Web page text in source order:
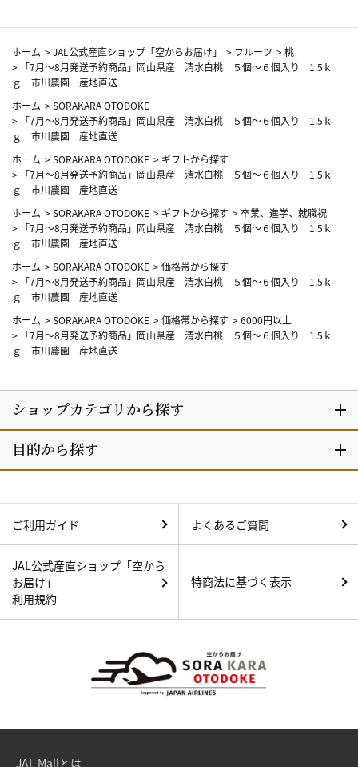
ホーム >JAL公式産直ショップ「空からお届け」 > フルーツ >桃
> 「7月～8月発送予約商品」岡山県産 清水白桃 ５個～６個入り 1.5ｋ
ｇ 市川農園 産地直送
ホーム >SORAKARA OTODOKE
> 「7月～8月発送予約商品」岡山県産 清水白桃 ５個～６個入り 1.5ｋ
ｇ 市川農園 産地直送
ホーム >SORAKARA OTODOKE > ギフトから探す
> 「7月～8月発送予約商品」岡山県産 清水白桃 ５個～６個入り 1.5ｋ
ｇ 市川農園 産地直送
ホーム >SORAKARA OTODOKE > ギフトから探す >卒業、進学、就職祝
> 「7月～8月発送予約商品」岡山県産 清水白桃 ５個～６個入り 1.5ｋ
ｇ 市川農園 産地直送
ホーム >SORAKARA OTODOKE >価格帯から探す
> 「7月～8月発送予約商品」岡山県産 清水白桃 ５個～６個入り 1.5ｋ
ｇ 市川農園 産地直送
ホーム >SORAKARA OTODOKE >価格帯から探す >6000円以上
> 「7月～8月発送予約商品」岡山県産 清水白桃 ５個～６個入り 1.5ｋ
ｇ 市川農園 産地直送
ご利用ガイド よくあるご質問
JAL公式産直ショップ「空から
お届け」
利用規約
特商法に基づく表示
JAL Mallとは